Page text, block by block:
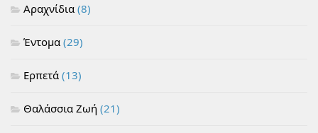
Αραχνίδια (8)
Έντομα (29)
Ερπετά (13)
Θαλάσσια Ζωή (21)